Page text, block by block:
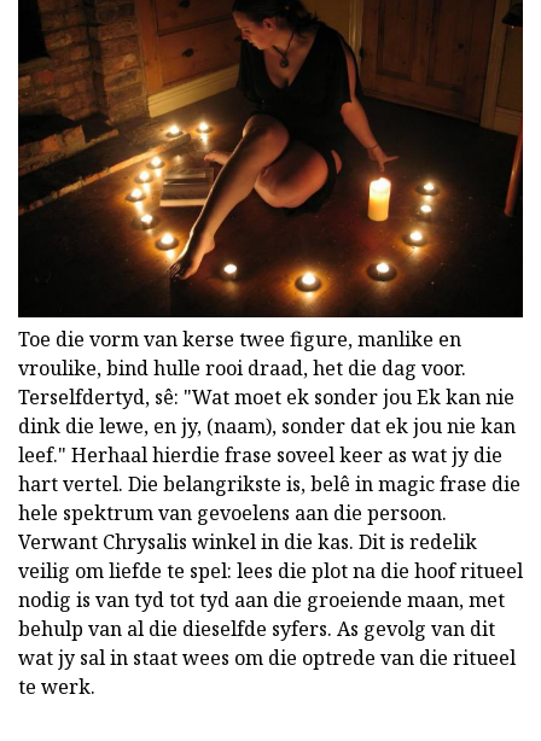
Toe die vorm van kerse twee figure, manlike en
vroulike, bind hulle rooi draad, het die dag voor.
Terselfdertyd, sê: "Wat moet ek sonder jou Ek kan nie
dink die lewe, en jy, (naam), sonder dat ek jou nie kan
leef." Herhaal hierdie frase soveel keer as wat jy die
hart vertel. Die belangrikste is, belê in magic frase die
hele spektrum van gevoelens aan die persoon.
Verwant Chrysalis winkel in die kas. Dit is redelik
veilig om liefde te spel: lees die plot na die hoof ritueel
nodig is van tyd tot tyd aan die groeiende maan, met
behulp van al die dieselfde syfers. As gevolg van dit
wat jy sal in staat wees om die optrede van die ritueel
te werk.